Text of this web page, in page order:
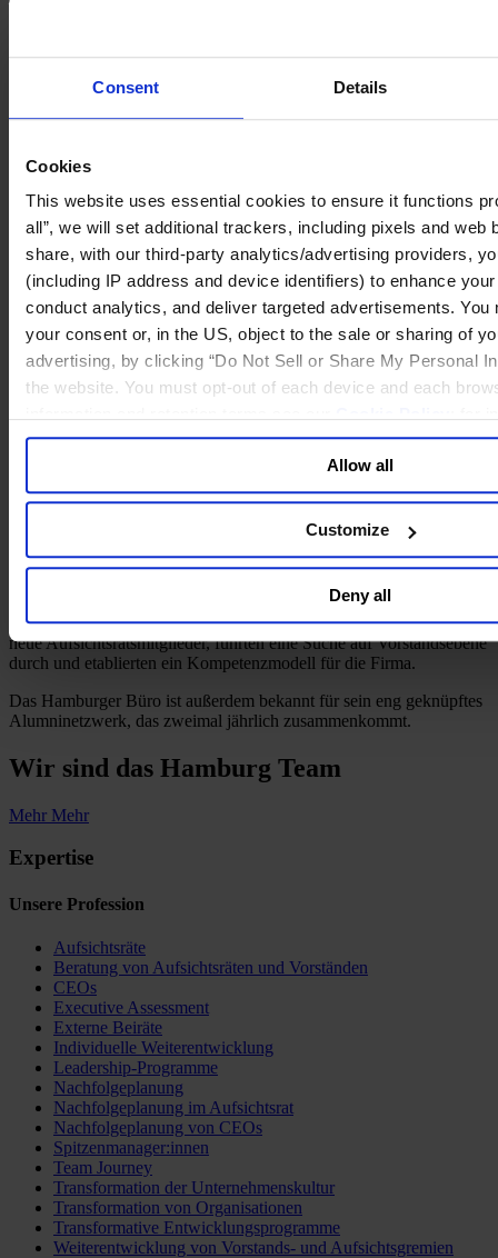
Consent Details
Cookies
This website uses essential cookies to ensure it functions
all”, we will set additional trackers, including pixels and web
share, with our third-party analytics/advertising providers,
(including IP address and device identifiers) to enhance
conduct analytics, and deliver targeted advertisements.
your consent or, in the US, object to the sale or sharing of
advertising, by clicking “Do Not Sell or Share My Personal
the website. You must opt-out of each device and each
general collection and use of personal information see our
Allow all
Customize
Deny all
+49 40 32 32 40 0
E-Mail
hamburg@egonzehnder.com
Egon Zehnder in Hamburg
Egon Zehnder International GmbH
Alsterufer 3
20354 Hamburg
Deutschland
AnfahrtKontakt
Medien
Energien– von ihrem modernen Büro im Herzen Hamburgs
begleiten unsere Berater:innen viele der Industrien, die in der
Hansestadt ansässig sind. Unser Team aus 7 Berater:innen und 67
Aktiengesellschaften wie auch multinationale Konzerne bei der
Findung, Weiterentwicklung und Unterstützung ihrer
Führungspersönlichkeiten. Nicht selten stehen wir Unternehmen bei
einer Vielzahl von Herausforderungen zur Seite. So halfen wir
einem Generationswechsel an der Spitze stand, bei der Findung und
Bewertung potenzieller Führungspersönlichkeiten, identifizierten
neue Aufsichtsratsmitglieder, führten eine Suche auf Vorstandsebene
durch und etablierten ein Kompetenzmodell für die Firma.
Das Hamburger Büro ist außerdem bekannt für sein eng geknüpftes
Alumninetzwerk, das zweimal jährlich zusammenkommt.
Wir sind das Hamburg Team
Mehr Mehr
Expertise
Unsere Profession
Aufsichtsräte
Beratung von Aufsichtsräten und Vorständen
CEOs
Executive Assessment
Externe Beiräte
Individuelle Weiterentwicklung
Leadership-Programme
Nachfolgeplanung
Nachfolgeplanung im Aufsichtsrat
Nachfolgeplanung von CEOs
Spitzenmanager:innen
Team Journey
Transformation der Unternehmenskultur
Transformation von Organisationen
Transformative Entwicklungsprogramme
Weiterentwicklung von Vorstands- und Aufsichtsgremien